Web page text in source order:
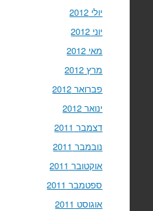
יולי 2012
יוני 2012
מאי 2012
מרץ 2012
פברואר 2012
ינואר 2012
דצמבר 2011
נובמבר 2011
אוקטובר 2011
ספטמבר 2011
אוגוסט 2011